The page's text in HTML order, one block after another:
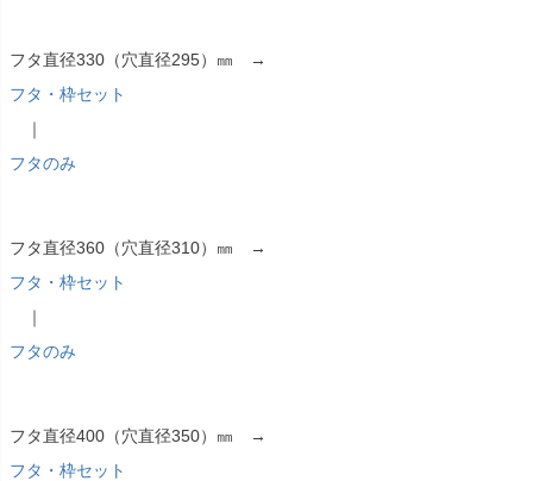
フタ直径330（穴直径295）㎜ →
フタ・枠セット
｜
フタのみ
フタ直径360（穴直径310）㎜ →
フタ・枠セット
｜
フタのみ
フタ直径400（穴直径350）㎜ →
フタ・枠セット